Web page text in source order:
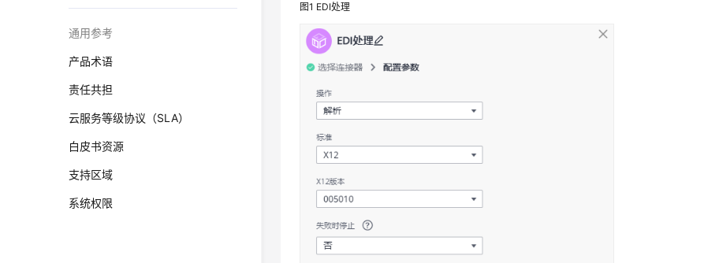
通用参考
产品术语
责任共担
云服务等级协议（SLA）
白皮书资源
支持区域
系统权限
图1 EDI处理